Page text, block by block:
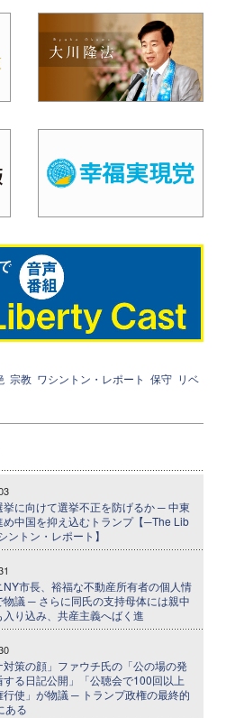
宗教 ワシントン・レポート 保守 リベ
挙に向けて選挙不正を防げるか ─ 中東
め中国を抑え込むトランプ【─The Lib
ントン・レポート】
NY市長、裕福な不動産所有者の個人情
物議 ─ さらに同氏の支持母体には親中
入り込み、共産主義へばく進
対策の顔」ファウチ氏の「公の場の発
する日記公開」「公聴会で100回以上
行使」が物議 ─ トランプ政権の最終的
ある